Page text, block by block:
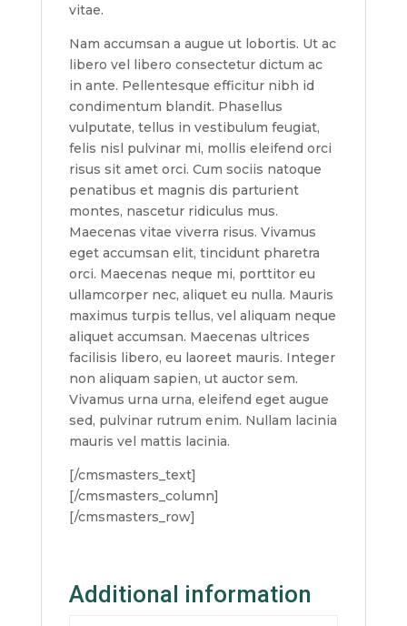
vitae.
Nam accumsan a augue ut lobortis. Ut ac
libero vel libero consectetur dictum ac
in ante. Pellentesque efficitur nibh id
condimentum blandit. Phasellus
vulputate, tellus in vestibulum feugiat,
felis nisl pulvinar mi, mollis eleifend orci
risus sit amet orci. Cum sociis natoque
penatibus et magnis dis parturient
montes, nascetur ridiculus mus.
Maecenas vitae viverra risus. Vivamus
eget accumsan elit, tincidunt pharetra
orci. Maecenas neque mi, porttitor eu
ullamcorper nec, aliquet eu nulla. Mauris
maximus turpis tellus, vel aliquam neque
aliquet accumsan. Maecenas ultrices
facilisis libero, eu laoreet mauris. Integer
non aliquam sapien, ut auctor sem.
Vivamus urna urna, eleifend eget augue
sed, pulvinar rutrum enim. Nullam lacinia
mauris vel mattis lacinia.
[/cmsmasters_text]
[/cmsmasters_column]
[/cmsmasters_row]
Additional information